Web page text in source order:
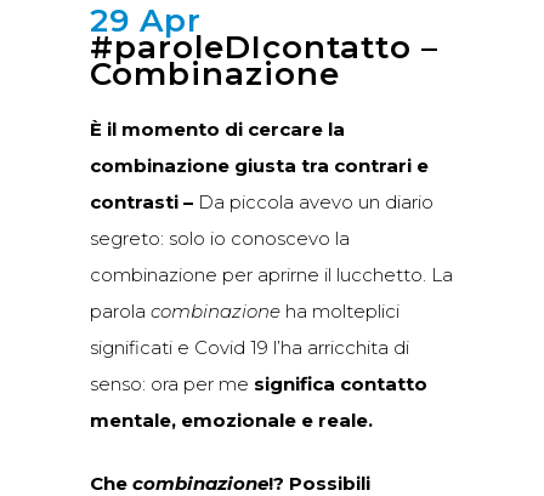
29 Apr
#paroleDIcontatto –
Combinazione
È il momento di cercare la
combinazione giusta tra contrari e
contrasti – Da piccola avevo un diario
segreto: solo io conoscevo la
combinazione per aprirne il lucchetto. La
parola combinazione ha molteplici
significati e Covid 19 l’ha arricchita di
senso: ora per me significa contatto
mentale, emozionale e reale.
Che combinazione!? Possibili